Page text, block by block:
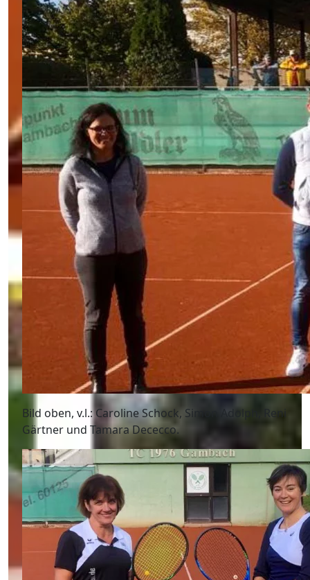
Bild oben, v.l.: Caroline Schock, Simon Adolph, Reni
Gärtner und Tamara Dececco.